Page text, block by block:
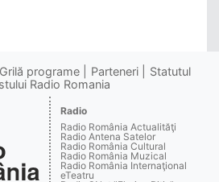
Grilă programe Parteneri
Statutul
Radio Romania
Radio
Radio România Actualităţi
Radio Antena Satelor
Radio România Cultural
Radio România Muzical
Radio România Internaţional
eTeatru